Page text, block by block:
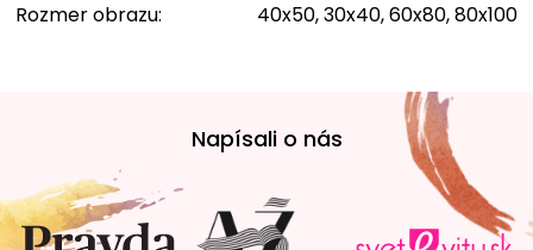
Rozmer obrazu: 40x50, 30x40, 60x80, 80x100
t
i
Napísali o nás